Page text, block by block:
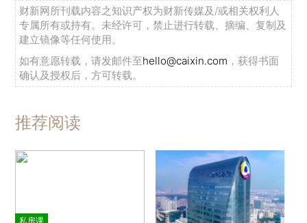
财新网所刊载内容之知识产权为财新传媒及/或相关权利人
专属所有或持有。未经许可，禁止进行转载、摘编、复制及
建立镜像等任何使用。
如有意愿转载，请发邮件至hello@caixin.com ，获得书面
确认及授权后，方可转载。
推荐阅读
私房课